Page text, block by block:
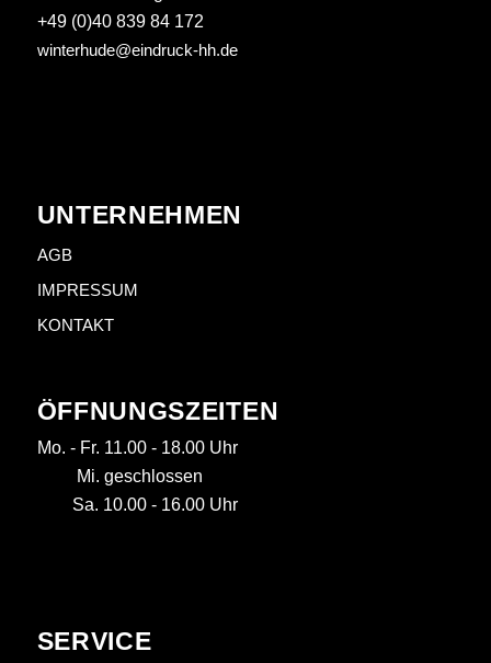
+49 (0)40 839 84 172
winterhude@eindruck-hh.de
UNTERNEHMEN
AGB
IMPRESSUM
KONTAKT
ÖFFNUNGSZEITEN
Mo. - Fr. 11.00 - 18.00 Uhr
Mi. geschlossen
Sa. 10.00 - 16.00 Uhr
SERVICE